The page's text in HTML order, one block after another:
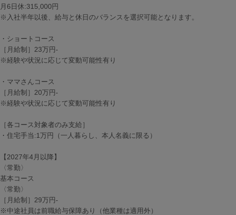
月6日休:315,000円
※入社半年以後、給与と休日のバランスを選択可能となります。
・ショートコース
［月給制］23万円-
※経験や状況に応じて変動可能性有り
・ママさんコース
［月給制］20万円-
※経験や状況に応じて変動可能性有り
［各コース対象者のみ支給］
・住宅手当:1万円（一人暮らし、本人名義に限る）
【2027年4月以降】
〈常勤〉
基本コース
〈常勤〉
［月給制］29万円-
※中途社員は前職給与保障あり（他業種は適用外）